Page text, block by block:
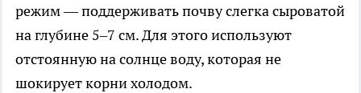
режим — поддерживать почву слегка сыроватой
на глубине 5–7 см. Для этого используют
отстоянную на солнце воду, которая не
шокирует корни холодом.